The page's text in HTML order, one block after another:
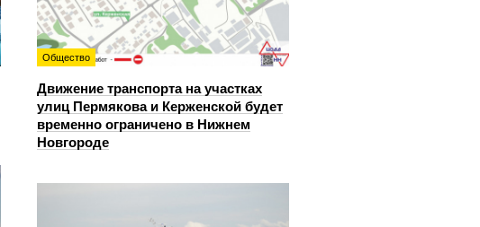
Общество
Движение транспорта на участках
улиц Пермякова и Керженской будет
временно ограничено в Нижнем
Новгороде